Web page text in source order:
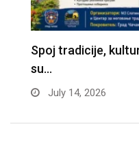
Spoj tradicije,
su…
July 14, 2026